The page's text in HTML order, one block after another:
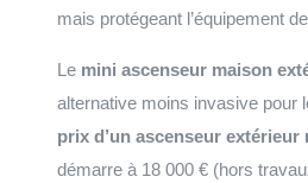
mais protégeant l’équipement
Le mini ascenseur maison
alternative moins invasive pour
prix d’un ascenseur extérieur
démarre à 18 000 € (hors